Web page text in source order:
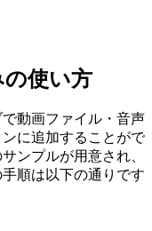
使い方
動画ファイル・音声
に追加することがで
ンプルが用意され、
順は以下の通りです